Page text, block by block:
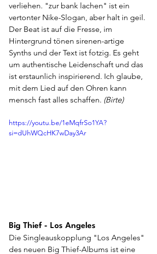
verliehen. "zur bank lachen" ist ein
vertonter Nike-Slogan, aber halt in geil.
Der Beat ist auf die Fresse, im
Hintergrund tönen sirenen-artige
Synths und der Text ist fotzig. Es geht
um authentische Leidenschaft und das
ist erstaunlich inspirierend. Ich glaube,
mit dem Lied auf den Ohren kann
mensch fast alles schaffen. (Birte)
https://youtu.be/1eMqfrSo1YA?
si=dUhWQcHK7wDay3Ar
Big Thief - Los Angeles
Die Singleauskopplung "Los Angeles"
des neuen Big Thief-Albums ist eine